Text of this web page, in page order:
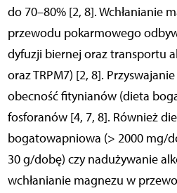
do 70–80% [2, 8]. Wchłanianie
przewodu pokarmowego
dyfuzji biernej oraz transportu
oraz TRPM7) [2, 8].
obecność fitynianów (dieta
fosforanów [4, 7, 8]. Również
bogatowapniowa (> 2000 mg/
30 g/dobę) czy nadużywanie
wchłanianie magnezu w